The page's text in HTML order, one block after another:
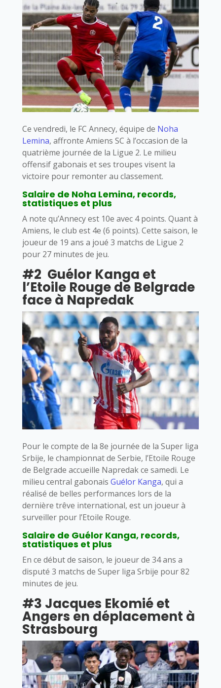
Ce vendredi, le FC Annecy, équipe de Noha
Lemina, affronte Amiens SC à l’occasion de la
quatrième journée de la Ligue 2. Le milieu
offensif gabonais et ses troupes visent la
victoire pour remonter au classement.
Salaire de Noha Lemina, records,
statistiques et plus
A note qu’Annecy est 10e avec 4 points. Quant à
Amiens, le club est 4e (6 points). Cette saison, le
joueur de 19 ans a joué 3 matchs de Ligue 2
pour 27 minutes de jeu.
#2 Guélor Kanga et
l’Etoile Rouge de Belgrade
face à Napredak
Pour le compte de la 8e journée de la Super liga
Srbije, le championnat de Serbie, l’Etoile Rouge
de Belgrade accueille Napredak ce samedi. Le
milieu central gabonais Guélor Kanga, qui a
réalisé de belles performances lors de la
dernière trêve international, est un joueur à
surveiller pour l’Etoile Rouge.
Salaire de Guélor Kanga, records,
statistiques et plus
En ce début de saison, le joueur de 34 ans a
disputé 3 matchs de Super liga Srbije pour 82
minutes de jeu.
#3 Jacques Ekomié et
Angers en déplacement à
Strasbourg